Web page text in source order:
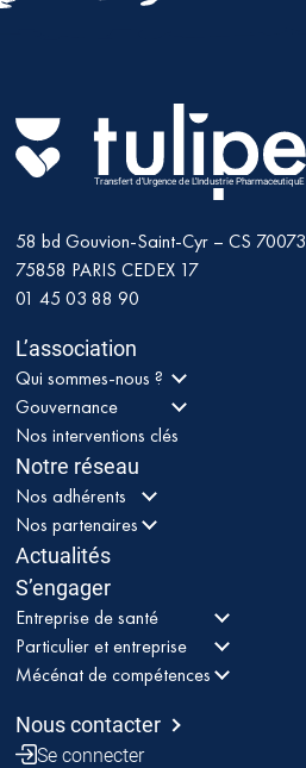
Transfert d'Urgence de L'Industrie PharmaceutiquE
58 bd Gouvion-Saint-Cyr – CS 70073
75858 PARIS CEDEX 17
01 45 03 88 90
L’association
Qui sommes-nous ?
Gouvernance
Nos interventions clés
Notre réseau
Nos adhérents
Nos partenaires
Actualités
S’engager
Entreprise de santé
Particulier et entreprise
Mécénat de compétences
Nous contacter
Se connecter